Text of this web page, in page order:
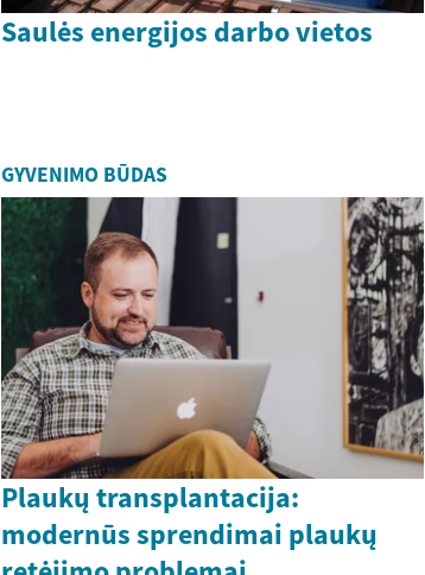
Saulės energijos darbo vietos
GYVENIMO BŪDAS
Plaukų transplantacija:
modernūs sprendimai plaukų